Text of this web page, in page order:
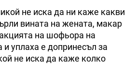
не иска да ни каже какви
вината на жената, макар
на шофьора на
и уплаха е допринесъл за
не иска да каже колко